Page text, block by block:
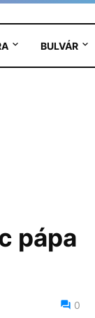
BULVÁR
pápa
0